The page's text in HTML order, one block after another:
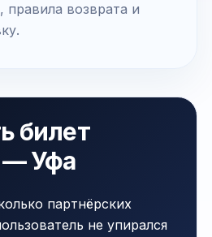
правила возврата и
билет
— Уфа
партнёрских
не упирался